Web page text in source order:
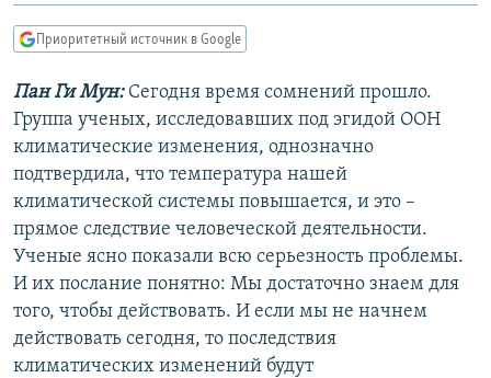
навигации
Вернутся
поиску
IDEL.РЕАЛИИ
КАВКАЗ.РЕАЛИИ
СЕВЕР.РЕАЛИИ
СИБИРЬ.РЕАЛИИ
РАСПИСАНИЕ ВЕЩАНИЯ
ПОДПИШИТЕСЬ НА РАССЫЛКУ
СОЦИАЛЬНЫЕ СЕТИ
Приоритетный источник в Google
Пан Ги Мун: Сегодня время сомнений прошло.
Группа ученых, исследовавших под эгидой ООН
климатические изменения, однозначно
подтвердила, что температура нашей
климатической системы повышается, и это –
прямое следствие человеческой деятельности.
Ученые ясно показали всю серьезность проблемы.
И их послание понятно: Мы достаточно знаем для
того, чтобы действовать. И если мы не начнем
действовать сегодня, то последствия
климатических изменений будут